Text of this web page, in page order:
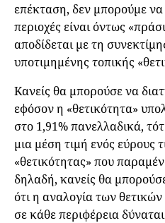
επέκταση, δεν μπορούμε να
περιοχές είναι όντως
αποδίδεται με τη
υποτιμημένης τοπικής
Κανείς θα μπορούσε να
εφόσον η «θετικότητα»
στο 1,91% πανελλαδικά,
μια μέση τιμή ενός εύρους
«θετικότητας» που
δηλαδή, κανείς θα
ότι η αναλογία των
σε κάθε περιφέρεια